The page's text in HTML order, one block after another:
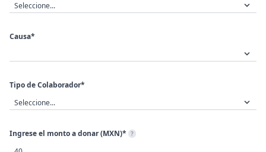
Causa*
Tipo de Colaborador*
Ingrese el monto a donar (MXN)* ?